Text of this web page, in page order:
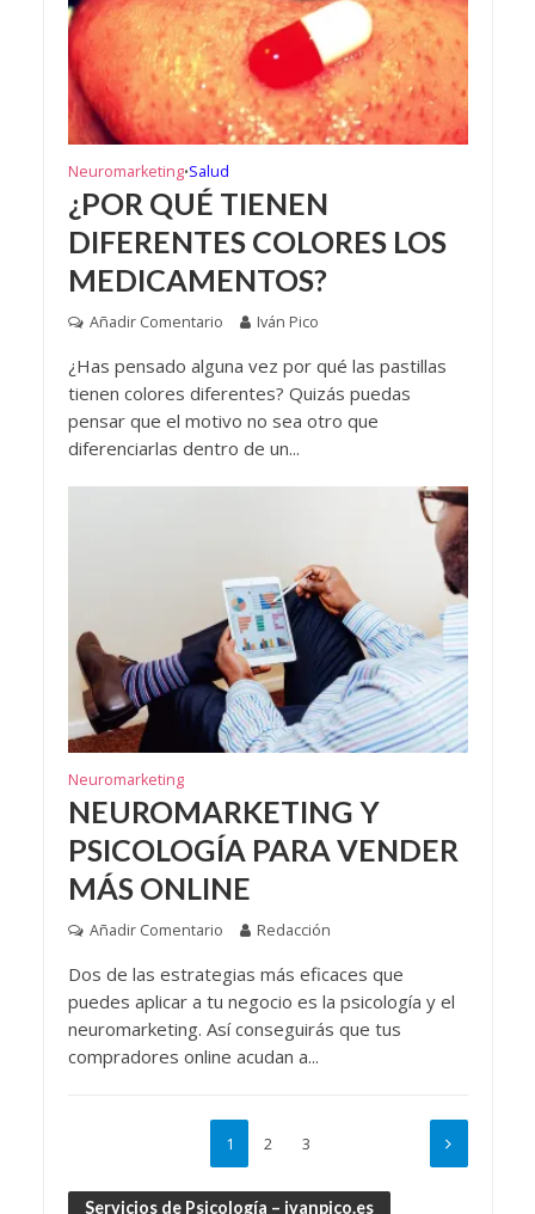
Neuromarketing•Salud
¿POR QUÉ TIENEN
DIFERENTES COLORES LOS
MEDICAMENTOS?
Añadir Comentario Iván Pico
¿Has pensado alguna vez por qué las pastillas
tienen colores diferentes? Quizás puedas
pensar que el motivo no sea otro que
diferenciarlas dentro de un...
Neuromarketing
NEUROMARKETING Y
PSICOLOGÍA PARA VENDER
MÁS ONLINE
Añadir Comentario Redacción
Dos de las estrategias más eficaces que
puedes aplicar a tu negocio es la psicología y el
neuromarketing. Así conseguirás que tus
compradores online acudan a...
1 2 3
Servicios de Psicología – ivanpico.es